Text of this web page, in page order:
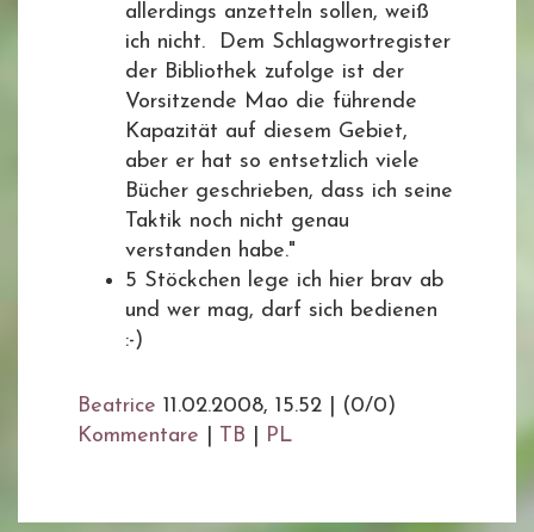
allerdings anzetteln sollen, weiß
ich nicht. Dem Schlagwortregister
der Bibliothek zufolge ist der
Vorsitzende Mao die führende
Kapazität auf diesem Gebiet,
aber er hat so entsetzlich viele
Bücher geschrieben, dass ich seine
Taktik noch nicht genau
verstanden habe."
5 Stöckchen lege ich hier brav ab
und wer mag, darf sich bedienen
:-)
Beatrice 11.02.2008, 15.52
(0/0)
Kommentare
TB PL